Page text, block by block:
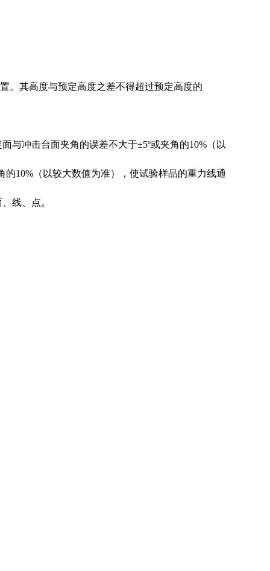
。其高度与预定高度之差不得超过预定高度的
与冲击台面夹角的误差不大于±5º或夹角的10%（以
10%（以较大数值为准），使试验样品的重力线通
线、点。